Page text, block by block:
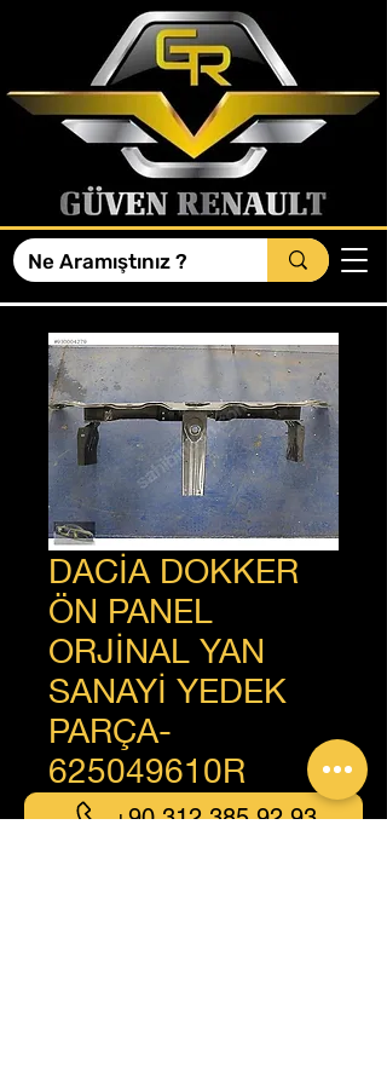
DACİA DOKKER
ÖN PANEL
ORJİNAL YAN
SANAYİ YEDEK
PARÇA-
625049610R
+90 312 385 92 93